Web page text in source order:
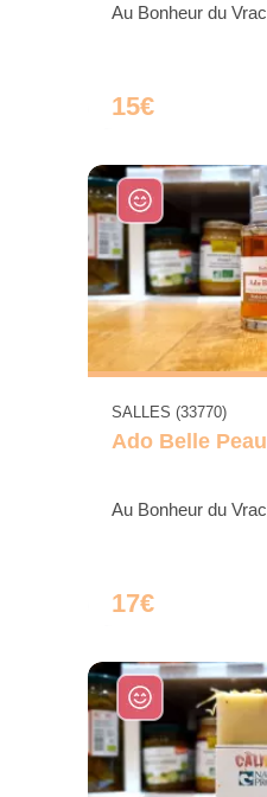
Au Bonheur du Vrac
15€
SALLES (33770)
Ado Belle Peau
Au Bonheur du Vrac
17€